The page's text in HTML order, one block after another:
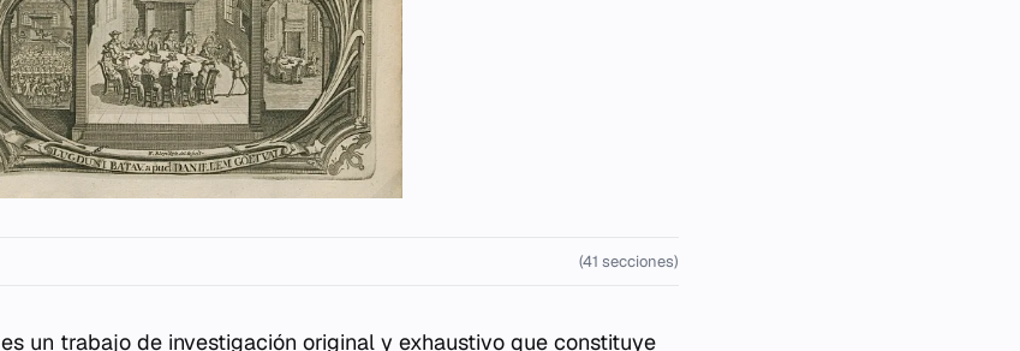
(41 secciones)
es un trabajo de investigación original y exhaustivo que constituye